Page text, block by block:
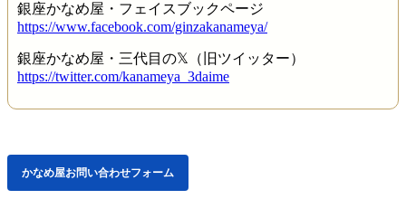
銀座かなめ屋・フェイスブックページ
https://www.facebook.com/ginzakanameya/
銀座かなめ屋・三代目の𝕏（旧ツイッター）
https://twitter.com/kanameya_3daime
かなめ屋お問い合わせフォーム